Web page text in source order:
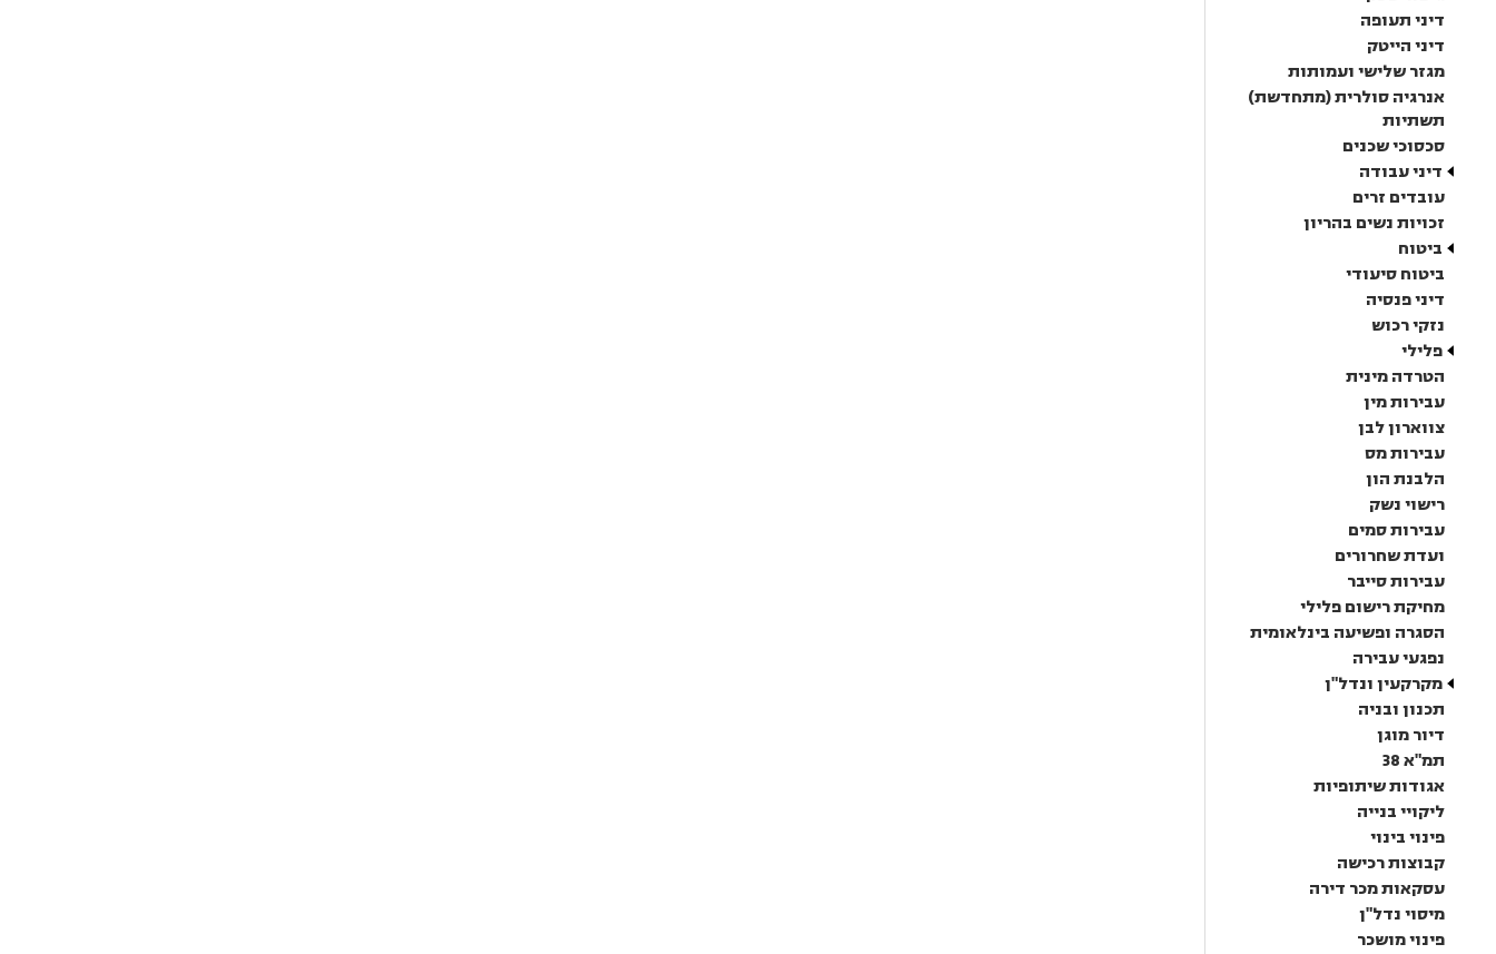
דיני תעופה
דיני הייטק
מגזר שלישי ועמותות
אנרגיה סולרית (מתחדשת)
תשתיות
סכסוכי שכנים
דיני עבודה
עובדים זרים
זכויות נשים בהריון
ביטוח
ביטוח סיעודי
דיני פנסיה
נזקי רכוש
פלילי
הטרדה מינית
עבירות מין
צווארון לבן
עבירות מס
הלבנת הון
רישוי נשק
עבירות סמים
ועדת שחרורים
עבירות סייבר
מחיקת רישום פלילי
הסגרה ופשיעה בינלאומית
נפגעי עבירה
מקרקעין ונדל"ן
תכנון ובניה
דיור מוגן
תמ"א 38
אגודות שיתופיות
ליקויי בנייה
פינוי בינוי
קבוצות רכישה
עסקאות מכר דירה
מיסוי נדל"ן
פינוי מושכר